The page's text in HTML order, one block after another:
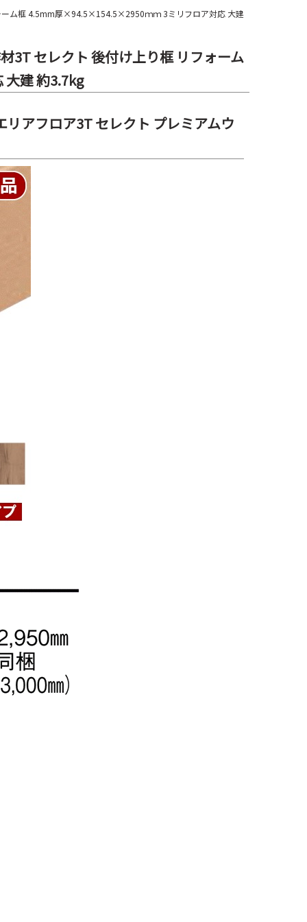
ーム框 4.5mm厚×94.5×154.5×2950ｍｍ 3ミリフロア対応 大建
3T セレクト 後付け上り框 リフォーム
建 約3.7kg
アフロア3T セレクト プレミアムウ